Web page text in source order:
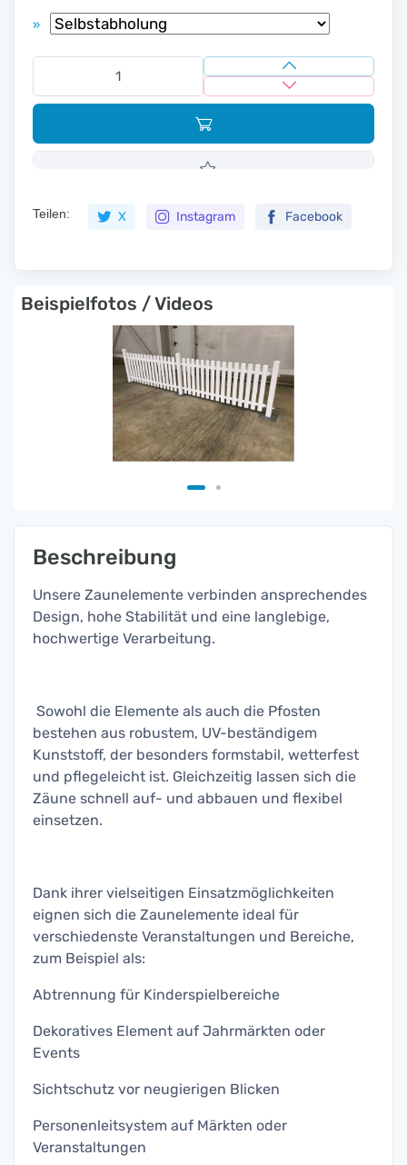
»
Teilen: X Instagram Facebook
Beispielfotos / Videos
Beschreibung
Unsere Zaunelemente verbinden ansprechendes
Design, hohe Stabilität und eine langlebige,
hochwertige Verarbeitung.
Sowohl die Elemente als auch die Pfosten
bestehen aus robustem, UV-beständigem
Kunststoff, der besonders formstabil, wetterfest
und pflegeleicht ist. Gleichzeitig lassen sich die
Zäune schnell auf- und abbauen und flexibel
einsetzen.
Dank ihrer vielseitigen Einsatzmöglichkeiten
eignen sich die Zaunelemente ideal für
verschiedenste Veranstaltungen und Bereiche,
zum Beispiel als:
Abtrennung für Kinderspielbereiche
Dekoratives Element auf Jahrmärkten oder
Events
Sichtschutz vor neugierigen Blicken
Personenleitsystem auf Märkten oder
Veranstaltungen